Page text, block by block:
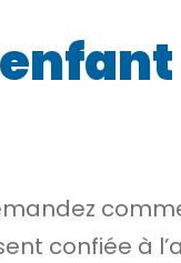
confiée à